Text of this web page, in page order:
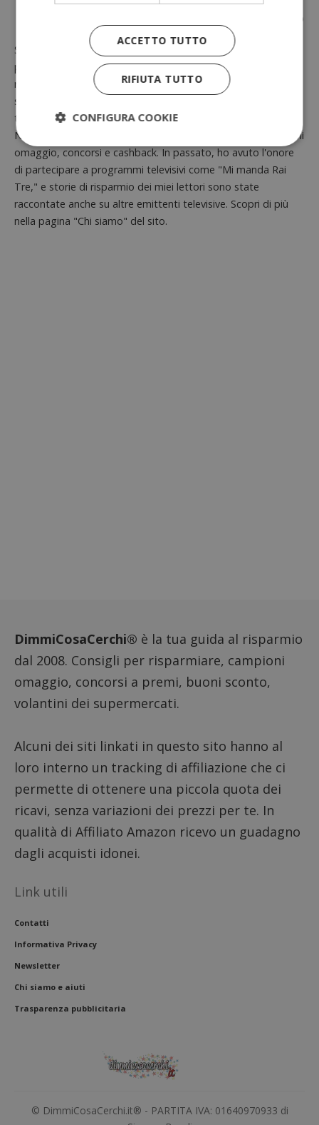
Sono Simona Bondi, la mente dietro DimmiCosaCerchi.it, un
progetto nato nel lontano 2008. La mia passione è il
risparmio, e attraverso il mio sito, condivido preziosi
suggerimenti per aiutarti a risparmiare su ogni aspetto della
tua vita, dalla spesa domestica al controllo del tuo budget.
Nel mio blog, troverai informazioni su buoni sconto, campioni
omaggio, concorsi e cashback. In passato, ho avuto l'onore
di partecipare a programmi televisivi come "Mi manda Rai
Tre," e storie di risparmio dei miei lettori sono state
raccontate anche su altre emittenti televisive. Scopri di più
nella pagina "Chi siamo" del sito.
DimmiCosaCerchi® è la tua guida al risparmio
dal 2008. Consigli per risparmiare, campioni
omaggio, concorsi a premi, buoni sconto,
volantini dei supermercati.
Alcuni dei siti linkati in questo sito hanno al
loro interno un tracking di affiliazione che ci
permette di ottenere una piccola quota dei
ricavi, senza variazioni dei prezzi per te. In
qualità di Affiliato Amazon ricevo un guadagno
dagli acquisti idonei.
Link utili
Contatti
Informativa Privacy
Newsletter
Chi siamo e aiuti
Trasparenza pubblicitaria
© DimmiCosaCerchi.it® - PARTITA IVA: 01640970933 di
ACCETTO TUTTO
RIFIUTA TUTTO
CONFIGURA COOKIE
Strettamente necessari
Performance
I cookie strettamente necessari consentono le
CookieScriptConsent
CookieScript
Dominio
test_cookie
Google LLC
DoubleClick
Google Privacy Policy